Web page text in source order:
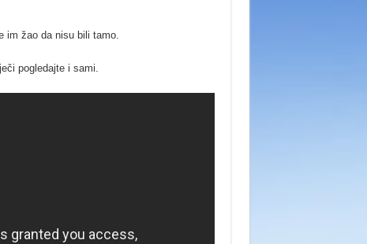
im žao da nisu bili tamo.
pogledajte i sami.